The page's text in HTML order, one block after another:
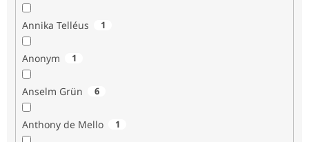
Annika Telléus 1
Anonym 1
Anselm Grün 6
Anthony de Mello 1